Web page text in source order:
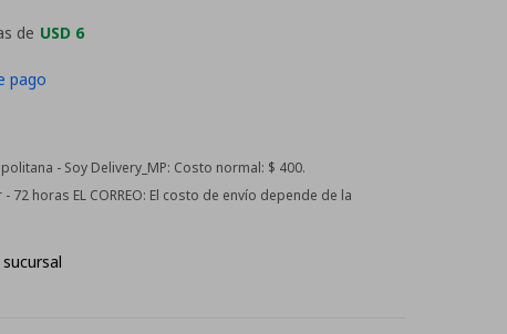
de USD 6
pago
- Soy Delivery_MP: Costo normal: $ 400.
horas EL CORREO: El costo de envío depende de la